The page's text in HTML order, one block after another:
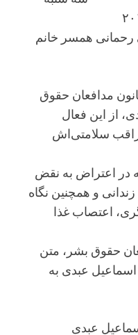
همسر خانم
مدافعان حقوق
از این فعال
سلامتی‌اش
در اعتراض به نقض
و همچنین نگاه
اعتصاب غذا
حقوق بشر، متن
عبدی به
عبدی